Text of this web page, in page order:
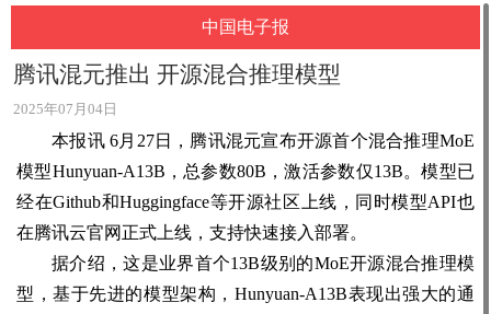
中国电子报
腾讯混元推出 开源混合推理模型
2025年07月04日
本报讯 6月27日，腾讯混元宣布开源首个混合推理MoE
模型Hunyuan-A13B，总参数80B，激活参数仅13B。模型已
经在Github和Huggingface等开源社区上线，同时模型API也
在腾讯云官网正式上线，支持快速接入部署。
据介绍，这是业界首个13B级别的MoE开源混合推理模
型，基于先进的模型架构，Hunyuan-A13B表现出强大的通